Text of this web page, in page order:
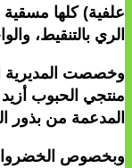
علفية) كلها
الري بالتنقيط،
وخصصت المديرية
المدعمة من بذور